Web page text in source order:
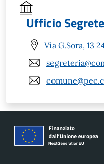
Ufficio
Via G.Sora, 13